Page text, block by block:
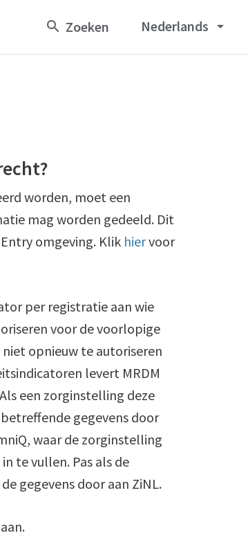
Nederlands arrow_drop_down
worden, moet een
mag worden gedeeld. Dit
omgeving. Klik hiervoor
per registratie aan wie
voor de voorlopige
opnieuw te autoriseren
levert MRDM
een zorginstelling deze
gegevens door
waar de zorginstelling
te vullen. Pas als de
gegevens door aan ZiNL.